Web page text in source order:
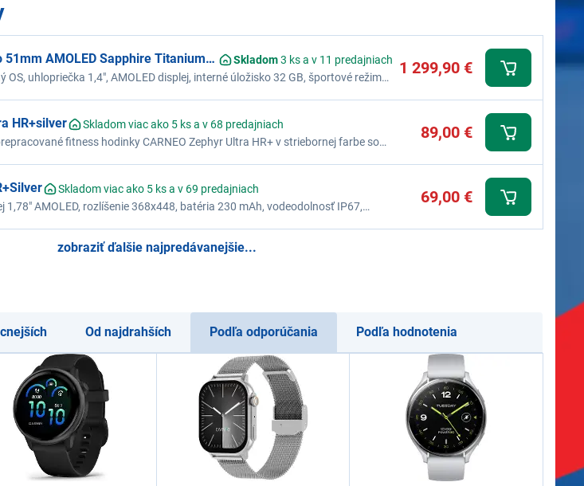
51mm AMOLED Sapphire Titanium
Black
Skladom3 ks a v 11 predajniach
OS, uhlopriečka 1,4", AMOLED displej, interné úložisko 32 GB, športové režimy,
1 299,90 €
HR+silver
Skladom viac ako 5 ks a v 68 predajniach
fitness hodinky CARNEO Zephyr Ultra HR+ v striebornej farbe so
89,00 €
Skladom viac ako 5 ks a v 69 predajniach
1,78" AMOLED, rozlíšenie 368x448, batéria 230 mAh, vodeodolnosť IP67,
69,00 €
zobraziť ďalšie najpredávanejšie...
Od najdrahších Podľa odporúčania Podľa hodnotenia